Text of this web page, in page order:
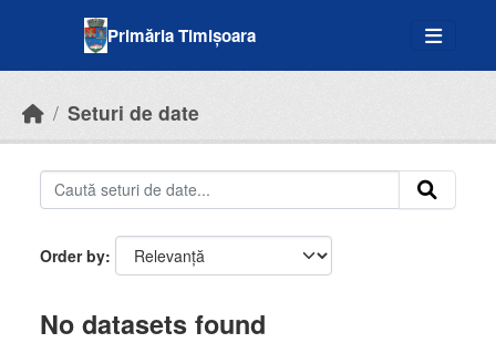
Primăria Timișoara
Seturi de date
Order by
No datasets found